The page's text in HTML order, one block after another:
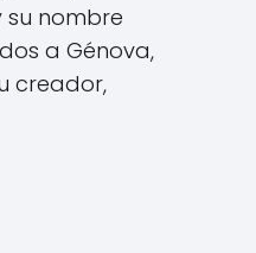
su nombre
a Génova,
creador,